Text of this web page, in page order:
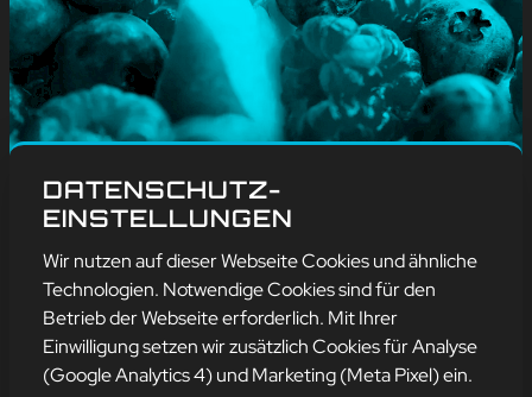
Blog, Weitere
GRIPPE-ZEIT
mehr erfahren
Adresse
DATENSCHUTZ-
EINSTELLUNGEN
Wir nutzen auf dieser Webseite Cookies und ähnliche
Technologien. Notwendige Cookies sind für den
Betrieb der Webseite erforderlich. Mit Ihrer
Einwilligung setzen wir zusätzlich Cookies für Analyse
(Google Analytics 4) und Marketing (Meta Pixel) ein.